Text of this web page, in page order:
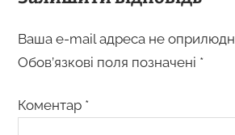
Ваша e-mail адреса не
Обов’язкові поля позначені *
Коментар *